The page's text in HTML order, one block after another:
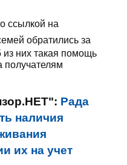
ссылкой на
обратились за
них такая помощь
получателям
Рада
наличия
их на учет